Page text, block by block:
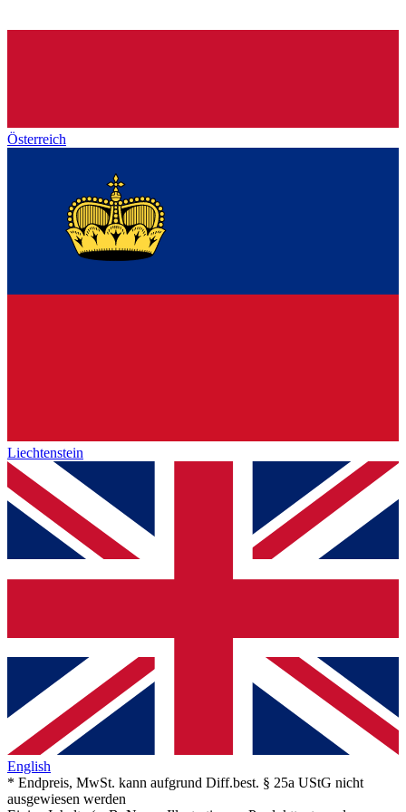
Österreich
Liechtenstein
English
* Endpreis, MwSt. kann aufgrund Diff.best. § 25a UStG nicht
ausgewiesen werden